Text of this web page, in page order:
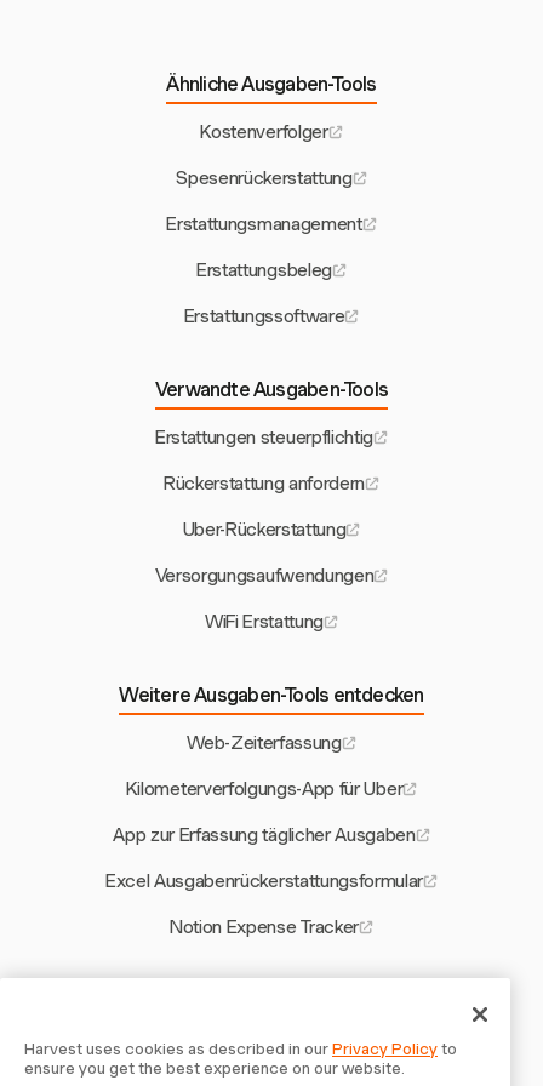
Ähnliche Ausgaben-Tools
Kostenverfolger
Spesenrückerstattung
Erstattungsmanagement
Erstattungsbeleg
Erstattungssoftware
Verwandte Ausgaben-Tools
Erstattungen steuerpflichtig
Rückerstattung anfordern
Uber-Rückerstattung
Versorgungsaufwendungen
WiFi Erstattung
Weitere Ausgaben-Tools entdecken
Web-Zeiterfassung
Kilometerverfolgungs-App für Uber
App zur Erfassung täglicher Ausgaben
Excel Ausgabenrückerstattungsformular
Notion Expense Tracker
Netto-Stundenvergütung berechnen
Harvest uses cookies as described in ourPrivacy Policyto
ensure you get the best experience on our website.